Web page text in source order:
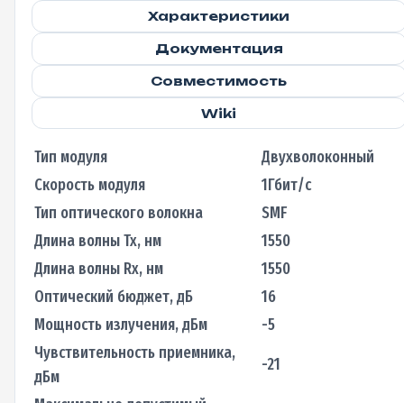
Характеристики
Документация
Совместимость
Wiki
Тип модуля
Двухволоконный
Скорость модуля
1Гбит/с
Тип оптического волокна
SMF
Длина волны Tx, нм
1550
Длина волны Rx, нм
1550
Оптический бюджет, дБ
16
Мощность излучения, дБм
-5
Чувствительность приемника,
дБм
-21